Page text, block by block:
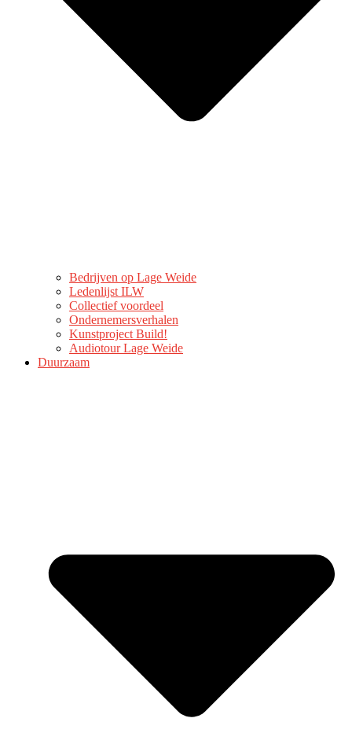
Bedrijven op Lage Weide
Ledenlijst ILW
Collectief voordeel
Ondernemersverhalen
Kunstproject Build!
Audiotour Lage Weide
Duurzaam